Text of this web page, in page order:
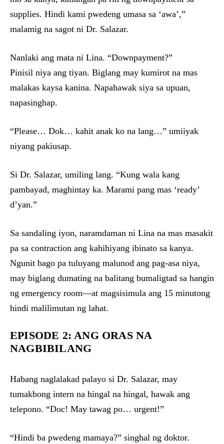
supplies. Hindi kami pwedeng umasa sa ‘awa’,”
malamig na sagot ni Dr. Salazar.
Nanlaki ang mata ni Lina. “Downpayment?”
Pinisil niya ang tiyan. Biglang may kumirot na mas
malakas kaysa kanina. Napahawak siya sa upuan,
napasinghap.
“Please… Dok… kahit anak ko na lang…” umiiyak
niyang pakiusap.
Si Dr. Salazar, umiling lang. “Kung wala kang
pambayad, maghintay ka. Marami pang mas ‘ready’
d’yan.”
Sa sandaling iyon, naramdaman ni Lina na mas masakit
pa sa contraction ang kahihiyang ibinato sa kanya.
Ngunit bago pa tuluyang malunod ang pag-asa niya,
may biglang dumating na balitang bumaligtad sa hangin
ng emergency room—at magsisimula ang 15 minutong
hindi malilimutan ng lahat.
EPISODE 2: ANG ORAS NA
NAGBIBILANG
Habang naglalakad palayo si Dr. Salazar, may
tumakbong intern na hingal na hingal, hawak ang
telepono. “Doc! May tawag po… urgent!”
“Hindi ba pwedeng mamaya?” singhal ng doktor.